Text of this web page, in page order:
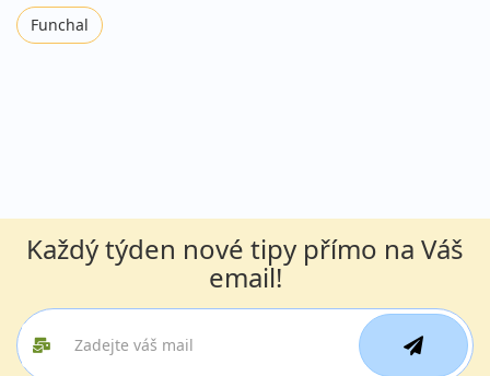
Funchal
Každý týden nové tipy přímo na Váš
email!